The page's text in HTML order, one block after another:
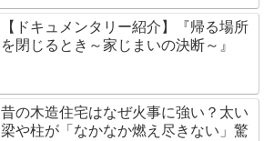
【ドキュメンタリー紹介】『帰る場所
を閉じるとき～家じまいの決断～』
昔の木造住宅はなぜ火事に強い？太い
梁や柱が「なかなか燃え尽きない」驚